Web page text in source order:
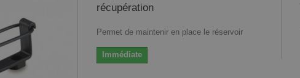
récupération
Permet de maintenir en place le réservoir
Immédiate